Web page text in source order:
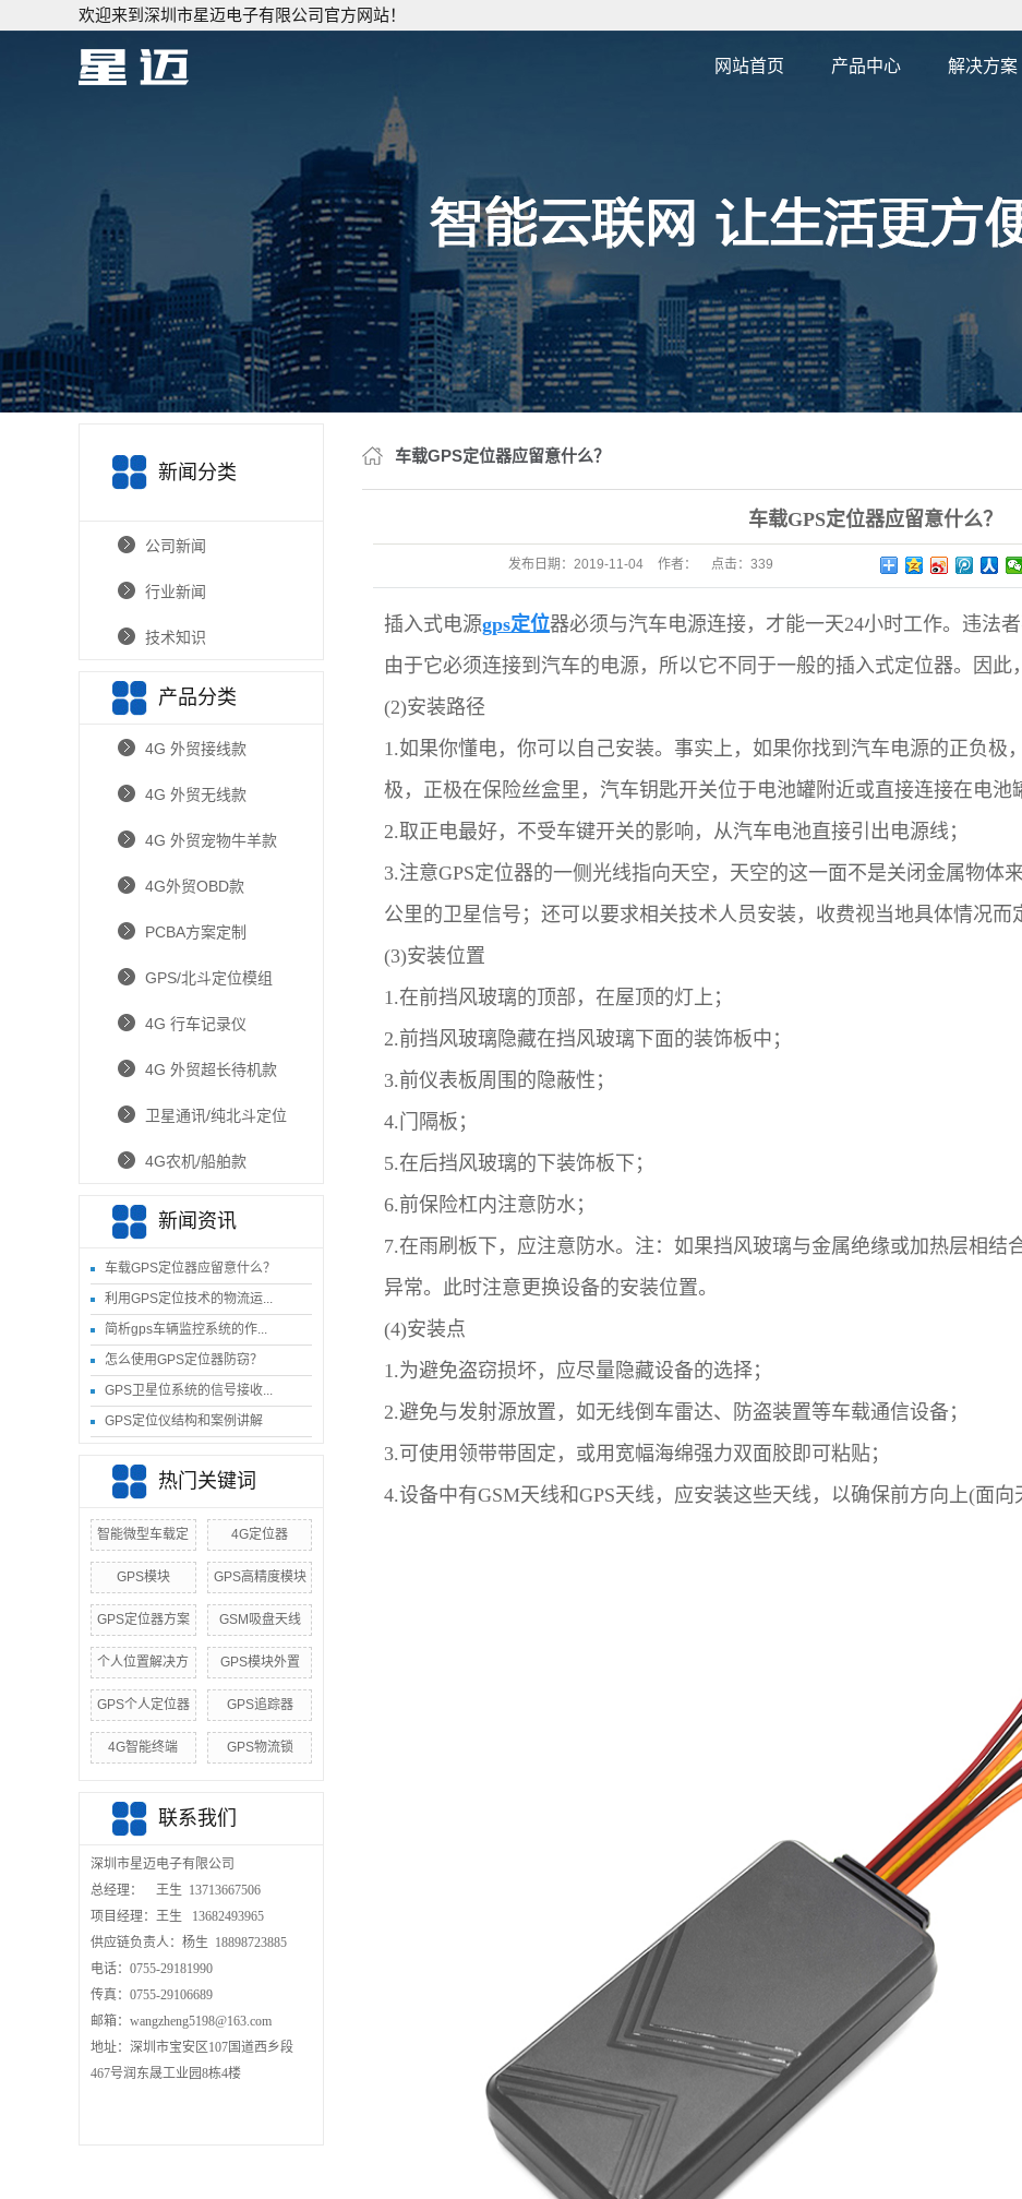
欢迎来到深圳市星迈电子有限公司官方网站！
网站首页 产品中心
4G外贸OBD款
PCBA方案定制
GPS/北斗定位模组
4G 行车记录仪
4G 外贸超长待机款
卫星通讯/纯北斗定位
4G农机/船舶款
解决方案
新闻分类
公司新闻
行业新闻
技术知识
产品分类
4G 外贸接线款
4G 外贸无线款
4G 外贸宠物牛羊款
4G外贸OBD款
PCBA方案定制
GPS/北斗定位模组
4G 行车记录仪
4G 外贸超长待机款
卫星通讯/纯北斗定位
4G农机/船舶款
新闻资讯
车载GPS定位器应留意什么？
利用GPS定位技术的物流运...
简析gps车辆监控系统的作...
怎么使用GPS定位器防窃？
GPS卫星位系统的信号接收...
GPS定位仪结构和案例讲解
热门关键词
智能微型车载定 4G定位器
GPS模块 GPS高精度模块
GPS定位器方案 GSM吸盘天线
个人位置解决方 GPS模块外置
GPS个人定位器 GPS追踪器
4G智能终端 GPS物流锁
联系我们
深圳市星迈电子有限公司
总经理： 王生 13713667506
项目经理：王生 13682493965
供应链负责人：杨生 18898723885
电话：0755-29181990
传真：0755-29106689
邮箱：wangzheng5198@163.com
地址：深圳市宝安区107国道西乡段
467号润东晟工业园8栋4楼
车载GPS定位器应留意什么？
车载GPS定位器应留意什么？
发布日期： 2019-11-04 作者： 点击： 339
插入式电源gps定位器必须与汽车电源连接，才能一天24小时工作。违法
由于它必须连接到汽车的电源，所以它不同于一般的插入式定位器。因此
(2)安装路径
1.如果你懂电，你可以自己安装。事实上，如果你找到汽车电源的正负极
极，正极在保险丝盒里，汽车钥匙开关位于电池罐附近或直接连接在电池
2.取正电最好，不受车键开关的影响，从汽车电池直接引出电源线；
3.注意GPS定位器的一侧光线指向天空，天空的这一面不是关闭金属物体
公里的卫星信号；还可以要求相关技术人员安装，收费视当地具体情况而
(3)安装位置
1.在前挡风玻璃的顶部，在屋顶的灯上；
2.前挡风玻璃隐藏在挡风玻璃下面的装饰板中；
3.前仪表板周围的隐蔽性；
4.门隔板；
5.在后挡风玻璃的下装饰板下；
6.前保险杠内注意防水；
7.在雨刷板下，应注意防水。注：如果挡风玻璃与金属绝缘或加热层相结
异常。此时注意更换设备的安装位置。
(4)安装点
1.为避免盗窃损坏，应尽量隐藏设备的选择；
2.避免与发射源放置，如无线倒车雷达、防盗装置等车载通信设备；
3.可使用领带带固定，或用宽幅海绵强力双面胶即可粘贴；
4.设备中有GSM天线和GPS天线，应安装这些天线，以确保前方向上(面向